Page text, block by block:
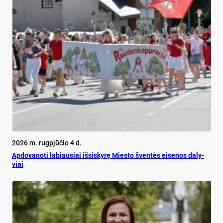
2026 m. rugpjūčio 4 d.
Ap­do­va­no­ti la­biau­siai iš­si­sky­rę Mies­to šven­tės ei­se­nos da­ly­
viai